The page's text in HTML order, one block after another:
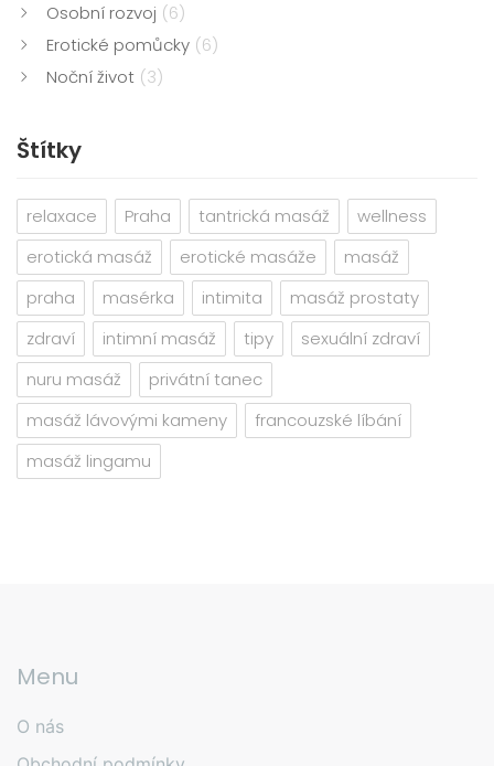
Osobní rozvoj (6)
Erotické pomůcky (6)
Noční život (3)
Štítky
relaxace Praha tantrická masáž
wellness
erotická masáž
erotické masáže
masáž
praha
masérka intimita
masáž prostaty
zdraví
intimní masáž tipy
sexuální zdraví
nuru masáž
privátní tanec
masáž lávovými kameny
francouzské líbání
masáž lingamu
Menu
O nás